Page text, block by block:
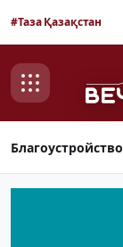
#Таза Қазақстан
Благоустройство